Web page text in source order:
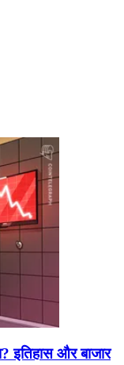
इतिहास और बाजार